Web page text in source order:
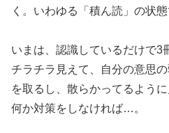
く。いわゆる「積ん読」の状態
いまは、認識しているだけで3
チラチラ見えて、自分の意思
を取るし、散らかってるよう
何か対策をしなければ…。